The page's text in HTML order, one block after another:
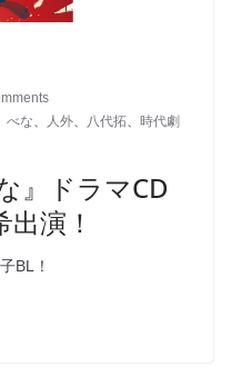
べな、 人外、 八代拓、 時代劇
』ドラマCD
演！
BL！